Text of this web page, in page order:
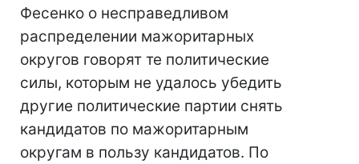
Фесенко о несправедливом
распределении мажоритарных
округов говорят те политические
силы, которым не удалось убедить
другие политические партии снять
кандидатов по мажоритарным
округам в пользу кандидатов. По